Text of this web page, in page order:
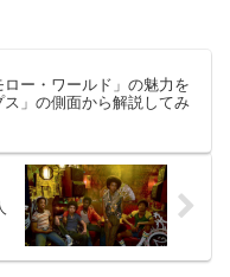
ー・ワールド」の魅力を
ス」の側面から解説してみ